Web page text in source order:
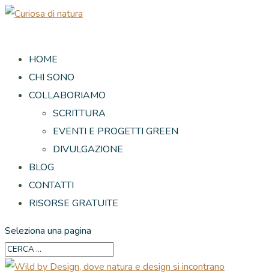
HOME
CHI SONO
COLLABORIAMO
SCRITTURA
EVENTI E PROGETTI GREEN
DIVULGAZIONE
BLOG
CONTATTI
RISORSE GRATUITE
Seleziona una pagina